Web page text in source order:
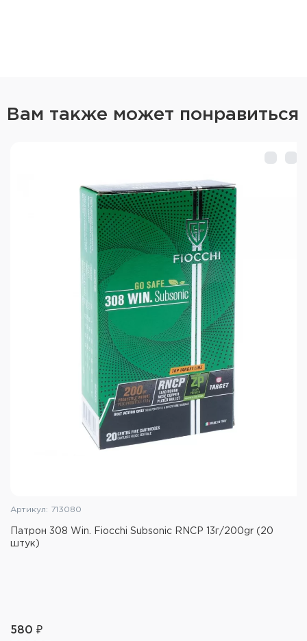
Вам также может понравиться
Артикул: 713080
Патрон 308 Win. Fiocchi Subsonic RNCP 13г/200gr (20
штук)
580 ₽